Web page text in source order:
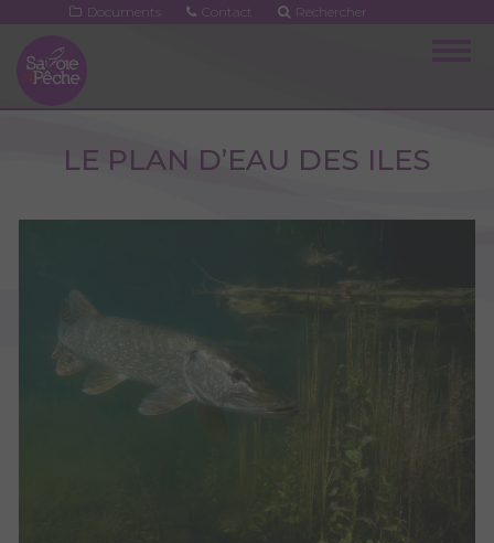
contenu
principal
Documents Contact Rechercher
LE PLAN D’EAU DES ILES